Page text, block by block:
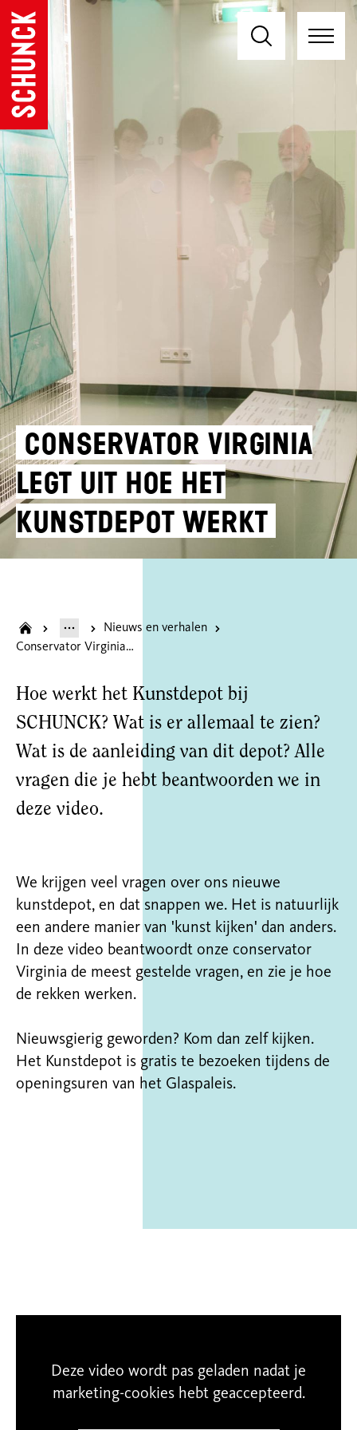
Conservator Virginia
legt uit hoe het
Kunstdepot werkt
Nieuws en verhalen
Conservator Virginia legt uit hoe het Kunstdepot werkt
Hoe werkt het Kunstdepot bij
SCHUNCK? Wat is er allemaal te zien?
Wat is de aanleiding van dit depot? Alle
vragen die je hebt beantwoorden we in
deze video.
We krijgen veel vragen over ons nieuwe
kunstdepot, en dat snappen we. Het is natuurlijk
een andere manier van 'kunst kijken' dan anders.
In deze video beantwoordt onze conservator
Virginia de meest gestelde vragen, en zie je hoe
de rekken werken.
Nieuwsgierig geworden? Kom dan zelf kijken.
Het Kunstdepot is gratis te bezoeken tijdens de
openingsuren van het Glaspaleis.
Deze video wordt pas geladen nadat je
marketing-cookies hebt geaccepteerd.
Meer informatie over het Kunstdepot